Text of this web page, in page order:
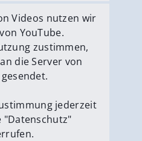
erlauben
Videos nutzen wir
YouTube.
zustimmen,
die Server von
jederzeit
"Datenschutz"